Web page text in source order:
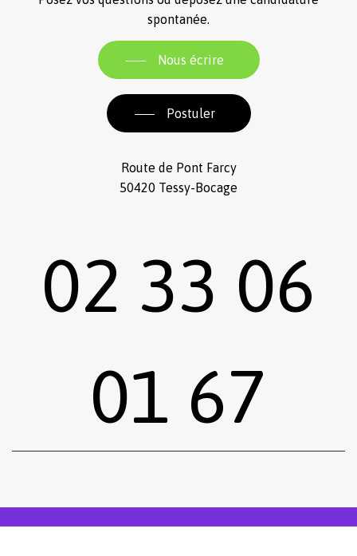
spontanée.
Nous écrire
Postuler
Route de Pont Farcy
50420 Tessy-Bocage
02 33 06
01 67